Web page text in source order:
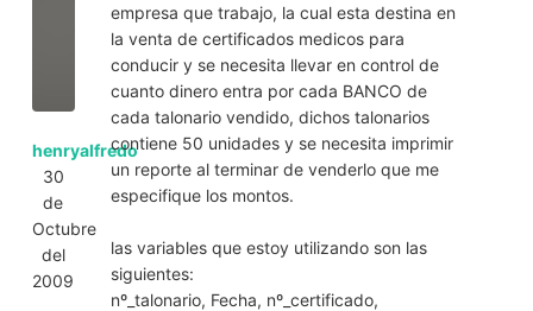
henryalfredo
30
de
Octubre
del
2009
empresa que trabajo, la cual esta destina en
la venta de certificados medicos para
conducir y se necesita llevar en control de
cuanto dinero entra por cada BANCO de
cada talonario vendido, dichos talonarios
contiene 50 unidades y se necesita imprimir
un reporte al terminar de venderlo que me
especifique los montos.
las variables que estoy utilizando son las
siguientes:
nº_talonario, Fecha, nº_certificado,